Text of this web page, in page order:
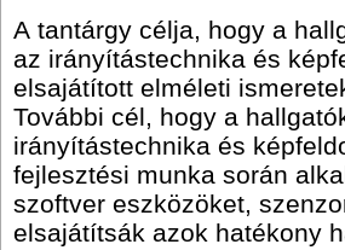
A tantárgy célja, hogy a
az irányítástechnika és
elsajátított elméleti
További cél, hogy a
irányítástechnika és
fejlesztési munka során
szoftver eszközöket,
elsajátítsák azok hatékony